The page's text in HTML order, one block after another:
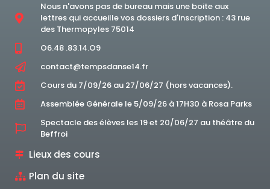
Nous n'avons pas de bureau mais une boite aux
lettres qui accueille vos dossiers d'inscription : 43 rue
des Thermopyles 75014
O6.48 .83.14.O9
contact@tempsdanse14.fr
Cours du 7/09/26 au 27/06/27 (hors vacances).
Assemblée Générale le 5/09/26 à 17H30 à Rosa Parks
Spectacle des élèves les 19 et 20/06/27 au théâtre du
Beffroi
Lieux des cours
Plan du site